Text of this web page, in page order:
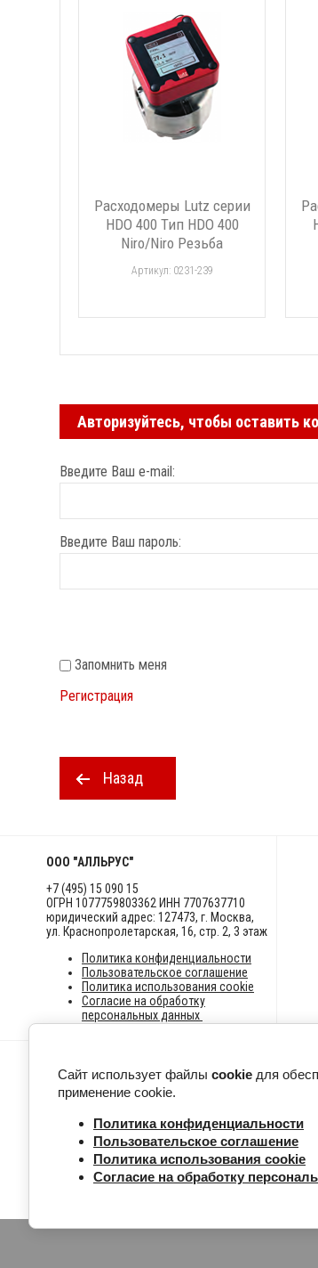
Расходомеры Lutz серии
HDO 400 Тип HDO 400
Niro/Niro Резьба
Артикул: 0231-239
Авторизуйтесь, чтобы оставить
Введите Ваш e-mail:
Введите Ваш пароль:
Запомнить меня
Регистрация
Назад
ООО "АЛЛЬРУС"
+7 (495) 15 090 15
ОГРН 1077759803362 ИНН 7707637710
юридический адрес: 127473, г. Москва,
ул. Краснопролетарская, 16, стр. 2, 3 этаж
Политика конфиденциальности
Пользовательское соглашение
Политика использования cookie
Согласие на обработку
персональных данных
Сайт использует файлы cookie для
применение cookie.
Политика конфиденциальности
Пользовательское соглашение
Политика использования cookie
Согласие на обработку